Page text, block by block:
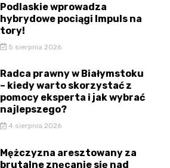
Podlaskie wprowadza
hybrydowe pociągi Impuls na
tory!
5 sierpnia 2026
Radca prawny w Białymstoku
– kiedy warto skorzystać z
pomocy eksperta i jak wybrać
najlepszego?
4 sierpnia 2026
Mężczyzna aresztowany za
brutalne znęcanie się nad